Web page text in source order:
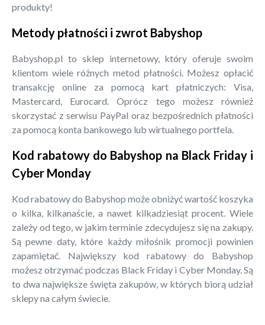
produkty!
Metody płatności i zwrot Babyshop
Babyshop.pl to sklep internetowy, który oferuje swoim
klientom wiele różnych metod płatności. Możesz opłacić
transakcję online za pomocą kart płatniczych: Visa,
Mastercard, Eurocard. Oprócz tego możesz również
skorzystać z serwisu PayPal oraz bezpośrednich płatności
za pomocą konta bankowego lub wirtualnego portfela.
Kod rabatowy do Babyshop na Black Friday i
Cyber Monday
Kod rabatowy do Babyshop może obniżyć wartość koszyka
o kilka, kilkanaście, a nawet kilkadziesiąt procent. Wiele
zależy od tego, w jakim terminie zdecydujesz się na zakupy.
Są pewne daty, które każdy miłośnik promocji powinien
zapamiętać. Największy kod rabatowy do Babyshop
możesz otrzymać podczas Black Friday i Cyber Monday. Są
to dwa największe święta zakupów, w których biorą udział
sklepy na całym świecie.